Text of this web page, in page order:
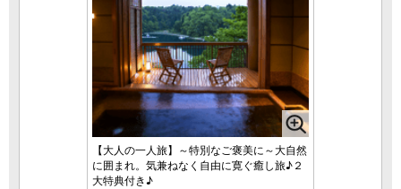
【大人の一人旅】～特別なご褒美に～大自然
に囲まれ。気兼ねなく自由に寛ぐ癒し旅♪２
大特典付き♪